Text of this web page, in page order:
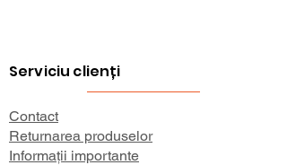
Serviciu clienți
Contact
Returnarea produselor
Informații importante